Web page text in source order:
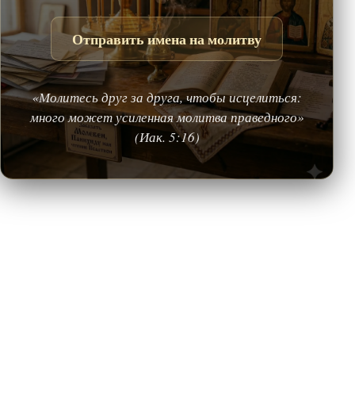
Отправить имена на молитву
«Молитесь друг за друга, чтобы исцелиться:
много может усиленная молитва праведного»
(Иак. 5:16)